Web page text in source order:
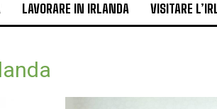
LAVORARE IN IRLANDA VISITARE